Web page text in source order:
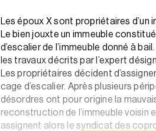
Les époux X sont propriétaires d’un
Le bien jouxte un immeuble
d’escalier de l’immeuble donné à
les travaux décrits par l’expert
Les propriétaires décident
cage d’escalier. Après plusieurs
désordres ont pour origine la
reconstruction de l’immeuble voisin
assignent alors le syndicat des